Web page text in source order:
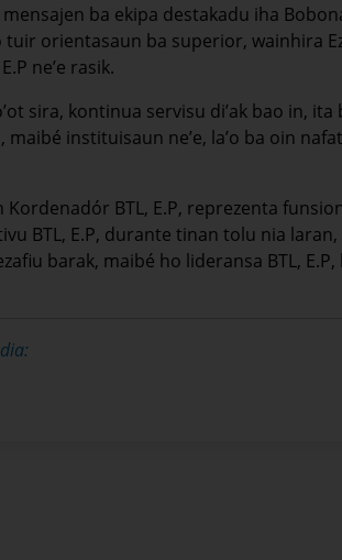
mensajen ba ekipa destakadu iha
orientasaun ba superior, wainhira
ne’e rasik.
sira, kontinua servisu di’ak bao in,
maibé instituisaun ne’e, la’o ba oin
Kordenadór BTL, E.P, reprezenta
BTL, E.P, durante tinan tolu nia
barak, maibé ho lideransa BTL,